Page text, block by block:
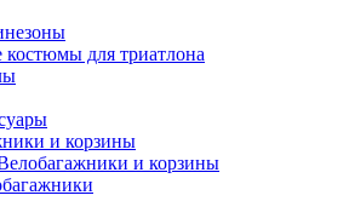
костюмы для триатлона
и корзины
и корзины